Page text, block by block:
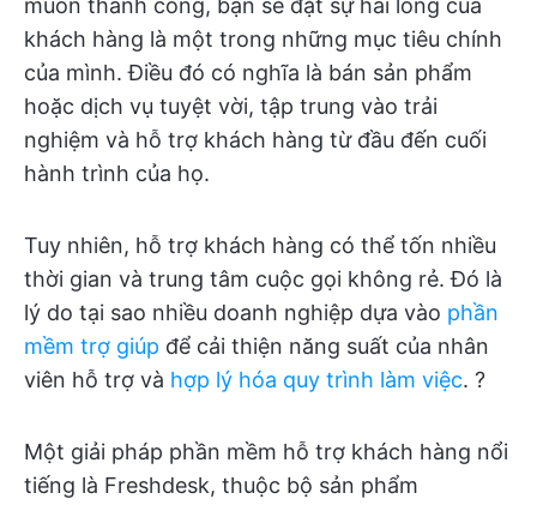
muốn thành công, bạn sẽ đặt sự hài lòng của
khách hàng là một trong những mục tiêu chính
của mình. Điều đó có nghĩa là bán sản phẩm
hoặc dịch vụ tuyệt vời, tập trung vào trải
nghiệm và hỗ trợ khách hàng từ đầu đến cuối
hành trình của họ.
Tuy nhiên, hỗ trợ khách hàng có thể tốn nhiều
thời gian và trung tâm cuộc gọi không rẻ. Đó là
lý do tại sao nhiều doanh nghiệp dựa vào phần
mềm trợ giúp để cải thiện năng suất của nhân
viên hỗ trợ và hợp lý hóa quy trình làm việc. ?
Một giải pháp phần mềm hỗ trợ khách hàng nổi
tiếng là Freshdesk, thuộc bộ sản phẩm